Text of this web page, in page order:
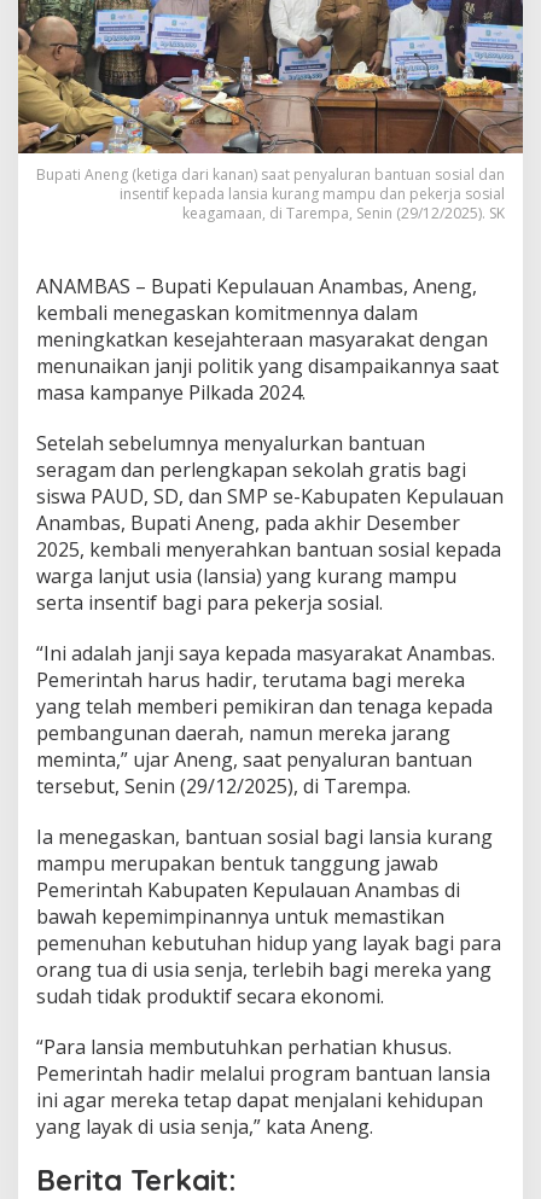
a
n
j
i
P
o
l
t
i
S
a
l
u
r
k
a
B
a
n
t
u
a
n
u
t
u
k
L
a
n
s
i
-
P
e
e
r
j
a
s
i
a
l
Bupati Aneng (ketiga dari kanan) saat penyaluran bantuan sosial dan
insentif kepada lansia kurang mampu dan pekerja sosial
keagamaan, di Tarempa, Senin (29/12/2025). SK
ANAMBAS – Bupati Kepulauan Anambas, Aneng,
kembali menegaskan komitmennya dalam
meningkatkan kesejahteraan masyarakat dengan
menunaikan janji politik yang disampaikannya saat
masa kampanye Pilkada 2024.
Setelah sebelumnya menyalurkan bantuan
seragam dan perlengkapan sekolah gratis bagi
siswa PAUD, SD, dan SMP se-Kabupaten Kepulauan
Anambas, Bupati Aneng, pada akhir Desember
2025, kembali menyerahkan bantuan sosial kepada
warga lanjut usia (lansia) yang kurang mampu
serta insentif bagi para pekerja sosial.
“Ini adalah janji saya kepada masyarakat Anambas.
Pemerintah harus hadir, terutama bagi mereka
yang telah memberi pemikiran dan tenaga kepada
pembangunan daerah, namun mereka jarang
meminta,” ujar Aneng, saat penyaluran bantuan
tersebut, Senin (29/12/2025), di Tarempa.
Ia menegaskan, bantuan sosial bagi lansia kurang
mampu merupakan bentuk tanggung jawab
Pemerintah Kabupaten Kepulauan Anambas di
bawah kepemimpinannya untuk memastikan
pemenuhan kebutuhan hidup yang layak bagi para
orang tua di usia senja, terlebih bagi mereka yang
sudah tidak produktif secara ekonomi.
“Para lansia membutuhkan perhatian khusus.
Pemerintah hadir melalui program bantuan lansia
ini agar mereka tetap dapat menjalani kehidupan
yang layak di usia senja,” kata Aneng.
Berita Terkait: